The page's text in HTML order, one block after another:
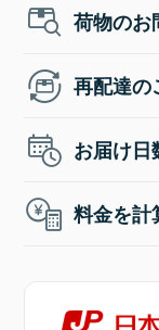
荷物のお
再配達の
お届け日
料金を計